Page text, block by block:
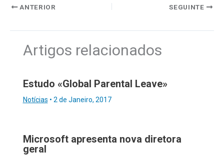
ANTERIOR SEGUINTE
Artigos relacionados
Estudo «Global Parental Leave»
Notícias • 2 de Janeiro, 2017
Microsoft apresenta nova diretora
geral